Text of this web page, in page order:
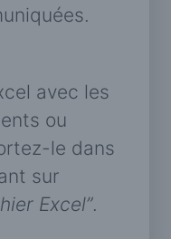
avec les
ou
le dans
sur
Excel”.